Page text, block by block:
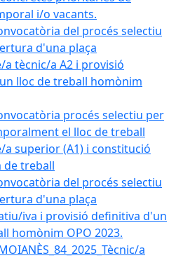
i/o vacants.
del procés selectiu
d'una plaça
tècnic/a A2 i provisió
lloc de treball homònim
procés selectiu per
el lloc de treball
superior (A1) i constitució
de treball
del procés selectiu
d'una plaça
iva i provisió definitiva d'un
homònim OPO 2023.
a